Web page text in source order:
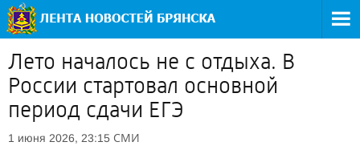
Лето началось не с отдыха. В
России стартовал основной
период сдачи ЕГЭ
1 июня 2026, 23:15 СМИ